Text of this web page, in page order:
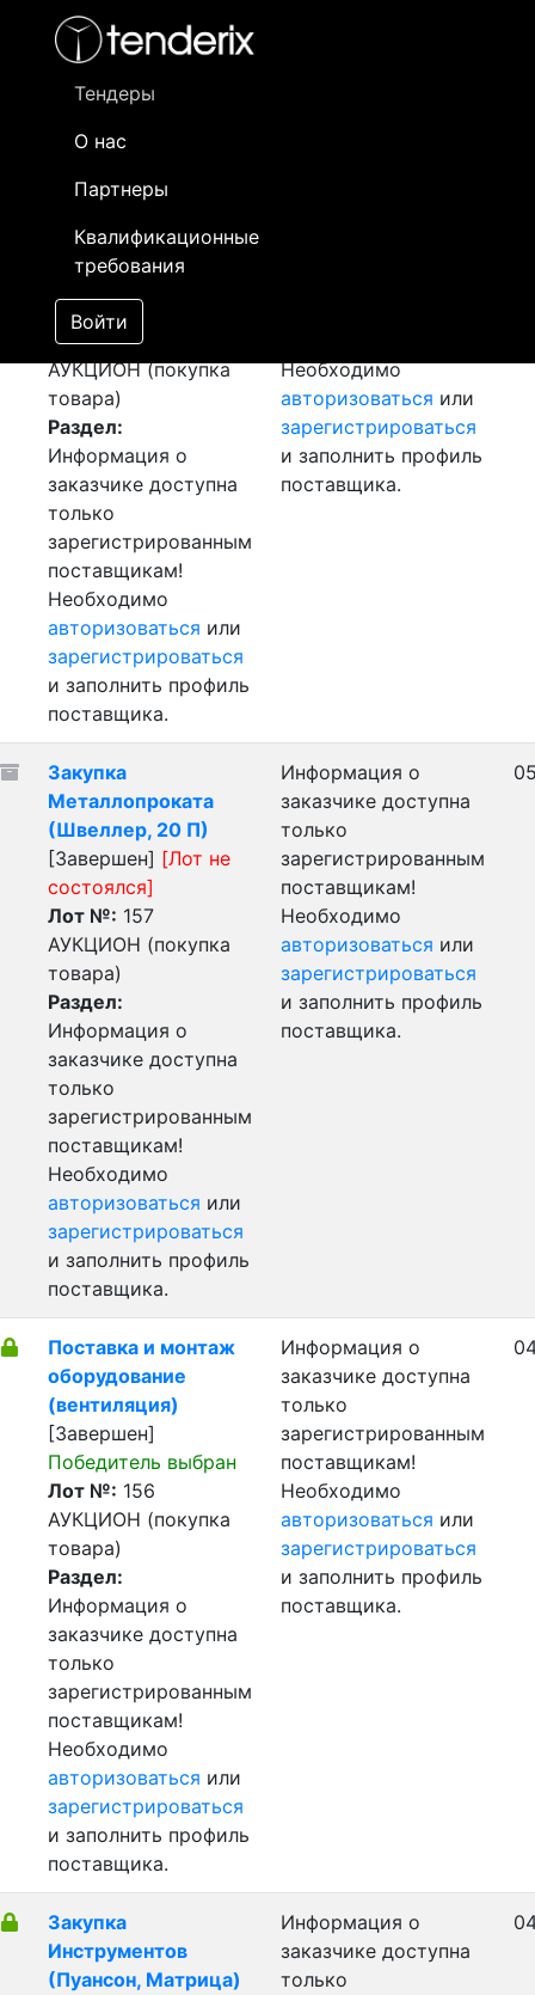
Тендеры
О нас
Партнеры
Квалификационные
требования
Войти
- активный лот
- сохраненный лот (не опубликован)
Закупка
Трансформаторного
Масло
Победитель выбран
Лот №:158
АУКЦИОН (покупка
товара)
Раздел:
Информация о
заказчике доступна
только
зарегистрированным
поставщикам!
Необходимо
авторизоваться или
зарегистрироваться
и заполнить профиль
поставщика.
Необходимо
авторизоваться или
зарегистрироваться
и заполнить профиль
поставщика.
Закупка
Металлопроката
(Швеллер, 20 П)
[Завершен] [Лот не
состоялся]
Лот №: 157
АУКЦИОН (покупка
товара)
Раздел:
Информация о
заказчике доступна
только
зарегистрированным
поставщикам!
Необходимо
авторизоваться или
зарегистрироваться
и заполнить профиль
поставщика.
Информация о
заказчике доступна
только
зарегистрированным
поставщикам!
Необходимо
авторизоваться или
зарегистрироваться
и заполнить профиль
поставщика.
Поставка и монтаж
оборудование
(вентиляция)
[Завершен]
Победитель выбран
Лот №: 156
АУКЦИОН (покупка
товара)
Раздел:
Информация о
заказчике доступна
только
зарегистрированным
поставщикам!
Необходимо
авторизоваться или
зарегистрироваться
и заполнить профиль
поставщика.
Информация о
заказчике доступна
только
зарегистрированным
поставщикам!
Необходимо
авторизоваться или
зарегистрироваться
и заполнить профиль
поставщика.
Закупка
Инструментов
(Пуансон, Матрица)
Информация о
заказчике доступна
только